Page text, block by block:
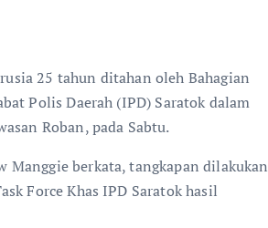
25 tahun ditahan oleh Bahagian
Polis Daerah (IPD) Saratok dalam
Roban, pada Sabtu.
Manggie berkata, tangkapan dilakukan
Force Khas IPD Saratok hasil